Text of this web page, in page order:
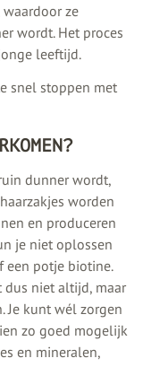
ze
wordt. Het proces
leeftijd.
snel stoppen met
dunner wordt,
worden
en produceren
je niet oplossen
een potje biotine.
niet altijd, maar
Je kunt wél zorgen
zo goed mogelijk
en mineralen,